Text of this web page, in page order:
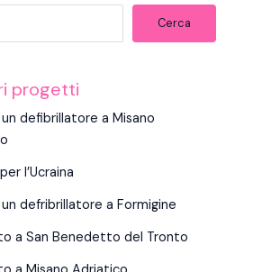
Cerca
progetti
defibrillatore a Misano
l’Ucraina
defribrillatore a Formigine
a San Benedetto del Tronto